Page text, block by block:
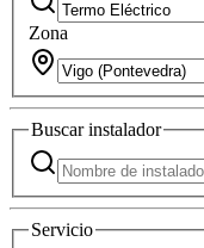
Zona
Buscarinstalador
Servicio